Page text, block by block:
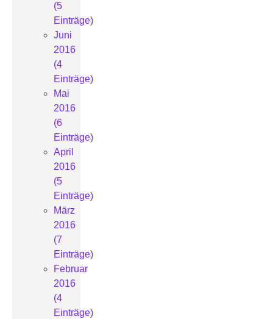
(5
Einträge)
Juni
2016
(4
Einträge)
Mai
2016
(6
Einträge)
April
2016
(5
Einträge)
März
2016
(7
Einträge)
Februar
2016
(4
Einträge)